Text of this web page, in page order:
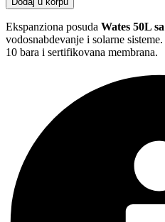
Wates
sa
nožicama
50L
Ekspanziona posuda Wates 50L
vodosnabdevanje i solarne
10 bara i sertifikovana membrana.